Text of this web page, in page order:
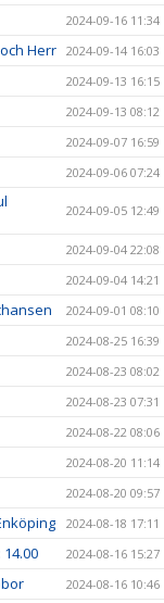
2024-09-16 11:34
Herr 2024-09-14 16:03
2024-09-13 16:15
2024-09-13 08:12
2024-09-07 16:59
2024-09-06 07:24
2024-09-05 12:49
2024-09-04 22:08
2024-09-04 14:21
2024-09-01 08:10
2024-08-25 16:39
2024-08-23 08:02
2024-08-23 07:31
2024-08-22 08:06
2024-08-20 11:14
2024-08-20 09:57
2024-08-18 17:11
2024-08-16 15:27
2024-08-16 10:46